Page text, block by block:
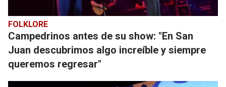
FOLKLORE
Campedrinos antes de su show: "En San
Juan descubrimos algo increíble y siempre
queremos regresar"